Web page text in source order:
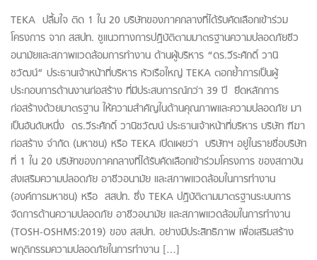
TEKA ปลื้มใจ ติด 1 ใน 20 บริษัทของภาคกลางที่ได้รับคัดเลือกเข้าร่วม
โครงการ จาก สสปท. ชูแนวทางการปฏิบัติตามมาตรฐานความปลอดภัยชีว
อนามัยและสภาพแวดล้อมการทำงาน ด้านผู้บริหาร “ดร.วีระศักดิ์ วานิ
ชวัฒน์” ประธานเจ้าหน้าที่บริหาร หัวเรือใหญ่ TEKA ตอกย้ำการเป็นผู้
ประกอบการด้านงานก่อสร้าง ที่มีประสบการณ์กว่า 39 ปี ยึดหลักการ
ก่อสร้างด้วยมาตรฐาน ให้ความสำคัญในด้านคุณภาพและความปลอดภัย มา
เป็นอันดับหนึ่ง ดร.วีระศักดิ์ วานิชวัฒน์ ประธานเจ้าหน้าที่บริหาร บริษัท ฑีฆา
ก่อสร้าง จำกัด (มหาชน) หรือ TEKA เปิดเผยว่า บริษัทฯ อยู่ในรายชื่อบริษัท
ที่ 1 ใน 20 บริษัทของภาคกลางที่ได้รับคัดเลือกเข้าร่วมโครงการ ของสถาบัน
ส่งเสริมความปลอดภัย อาชีวอนามัย และสภาพแวดล้อมในการทำงาน
(องค์การมหาชน) หรือ สสปท. ซึ่ง TEKA ปฏิบัติตามมาตรฐานระบบการ
จัดการด้านความปลอดภัย อาชีวอนามัย และสภาพแวดล้อมในการทำงาน
(TOSH-OSHMS:2019) ของ สสปท. อย่างมีประสิทธิภาพ เพื่อเสริมสร้าง
พฤติกรรมความปลอดภัยในการทำงาน […]